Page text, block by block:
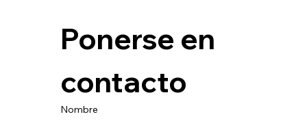
Ponerse en
contacto
Nombre